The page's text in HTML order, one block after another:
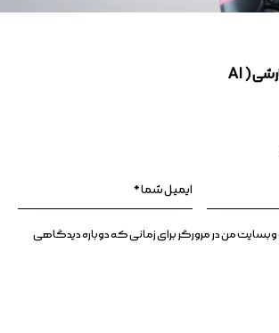
طراحی ایجنت سفارشی ( AI
وبسایت من در مرورگر برای زمانی که دوباره دیدگاهی